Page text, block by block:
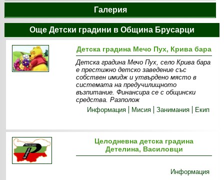
Галерия
Още Детски градини в Община Брусарци
Детска градина Мечо Пух, Крива бара
Детска градина Мечо Пух, село Крива бара
е престижно детско заведение със
собствен имидж и утвърдено място в
системата на предучилищното
възпитание. Финансира се с общински
средства. Разполож
Информация
Мисия Занимания Екип
Целодневна детска градина
Детелина, Василовци
Информация